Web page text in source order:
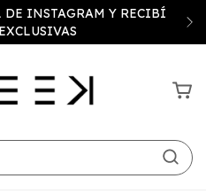
DE INSTAGRAM Y RECIBÍ